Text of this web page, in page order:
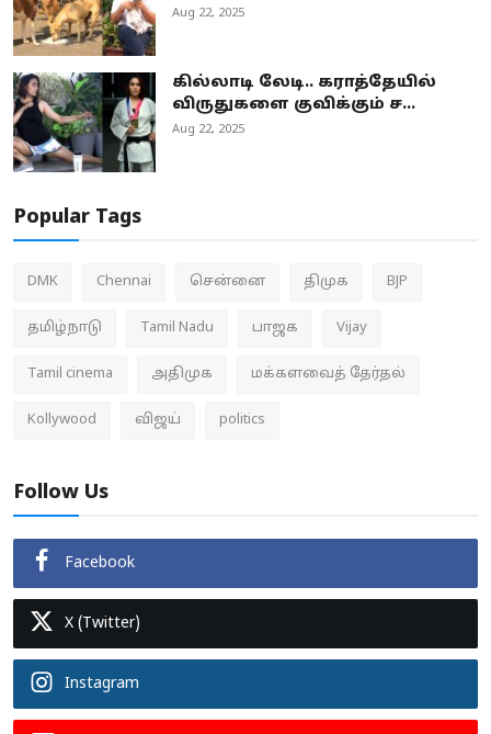
Aug 22, 2025
கில்லாடி லேடி.. கராத்தேயில்
விருதுகளை குவிக்கும் ச...
Aug 22, 2025
Popular Tags
DMK Chennai சென்னை திமுக BJP
தமிழ்நாடு Tamil Nadu பாஜக Vijay
Tamil cinema அதிமுக மக்களவைத் தேர்தல்
Kollywood விஜய் politics
Follow Us
Facebook
X (Twitter)
Instagram